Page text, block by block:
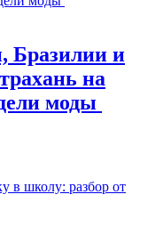
Бразилии и
на
моды